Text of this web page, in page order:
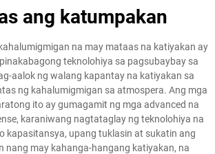
ang katumpakan
na may mataas na katiyakan ay
teknolohiya sa pagsubaybay sa
aalok ng walang kapantay na katiyakan sa
ng kahalumigmigan sa atmospera. Ang mga
ito ay gumagamit ng mga advanced na
karaniwang nagtataglay ng teknolohiya na
kapasitansya, upang tuklasin at sukatin ang
nang may kahanga-hangang katiyakan, na